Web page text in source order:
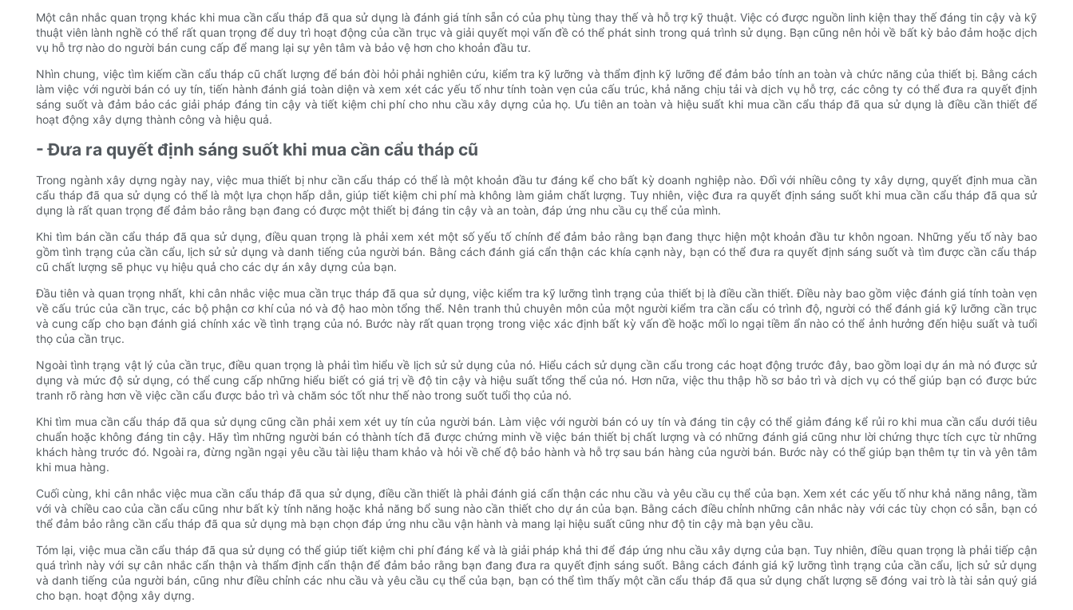
Một cân nhắc quan trọng khác khi mua cần cẩu tháp đã qua sử dụng là đánh giá tính sẵn có của phụ tùng thay thế và hỗ trợ kỹ thuật. Việc có được nguồn linh kiện thay thế đáng tin cậy và kỹ
thuật viên lành nghề có thể rất quan trọng để duy trì hoạt động của cần trục và giải quyết mọi vấn đề có thể phát sinh trong quá trình sử dụng. Bạn cũng nên hỏi về bất kỳ bảo đảm hoặc dịch
vụ hỗ trợ nào do người bán cung cấp để mang lại sự yên tâm và bảo vệ hơn cho khoản đầu tư.
Nhìn chung, việc tìm kiếm cần cẩu tháp cũ chất lượng để bán đòi hỏi phải nghiên cứu, kiểm tra kỹ lưỡng và thẩm định kỹ lưỡng để đảm bảo tính an toàn và chức năng của thiết bị. Bằng cách
làm việc với người bán có uy tín, tiến hành đánh giá toàn diện và xem xét các yếu tố như tính toàn vẹn của cấu trúc, khả năng chịu tải và dịch vụ hỗ trợ, các công ty có thể đưa ra quyết định
sáng suốt và đảm bảo các giải pháp đáng tin cậy và tiết kiệm chi phí cho nhu cầu xây dựng của họ. Ưu tiên an toàn và hiệu suất khi mua cần cẩu tháp đã qua sử dụng là điều cần thiết để
hoạt động xây dựng thành công và hiệu quả.
- Đưa ra quyết định sáng suốt khi mua cần cẩu tháp cũ
Trong ngành xây dựng ngày nay, việc mua thiết bị như cần cẩu tháp có thể là một khoản đầu tư đáng kể cho bất kỳ doanh nghiệp nào. Đối với nhiều công ty xây dựng, quyết định mua cần
cẩu tháp đã qua sử dụng có thể là một lựa chọn hấp dẫn, giúp tiết kiệm chi phí mà không làm giảm chất lượng. Tuy nhiên, việc đưa ra quyết định sáng suốt khi mua cần cẩu tháp đã qua sử
dụng là rất quan trọng để đảm bảo rằng bạn đang có được một thiết bị đáng tin cậy và an toàn, đáp ứng nhu cầu cụ thể của mình.
Khi tìm bán cần cẩu tháp đã qua sử dụng, điều quan trọng là phải xem xét một số yếu tố chính để đảm bảo rằng bạn đang thực hiện một khoản đầu tư khôn ngoan. Những yếu tố này bao
gồm tình trạng của cần cẩu, lịch sử sử dụng và danh tiếng của người bán. Bằng cách đánh giá cẩn thận các khía cạnh này, bạn có thể đưa ra quyết định sáng suốt và tìm được cần cẩu tháp
cũ chất lượng sẽ phục vụ hiệu quả cho các dự án xây dựng của bạn.
Đầu tiên và quan trọng nhất, khi cân nhắc việc mua cần trục tháp đã qua sử dụng, việc kiểm tra kỹ lưỡng tình trạng của thiết bị là điều cần thiết. Điều này bao gồm việc đánh giá tính toàn vẹn
về cấu trúc của cần trục, các bộ phận cơ khí của nó và độ hao mòn tổng thể. Nên tranh thủ chuyên môn của một người kiểm tra cần cẩu có trình độ, người có thể đánh giá kỹ lưỡng cần trục
và cung cấp cho bạn đánh giá chính xác về tình trạng của nó. Bước này rất quan trọng trong việc xác định bất kỳ vấn đề hoặc mối lo ngại tiềm ẩn nào có thể ảnh hưởng đến hiệu suất và tuổi
thọ của cần trục.
Ngoài tình trạng vật lý của cần trục, điều quan trọng là phải tìm hiểu về lịch sử sử dụng của nó. Hiểu cách sử dụng cần cẩu trong các hoạt động trước đây, bao gồm loại dự án mà nó được sử
dụng và mức độ sử dụng, có thể cung cấp những hiểu biết có giá trị về độ tin cậy và hiệu suất tổng thể của nó. Hơn nữa, việc thu thập hồ sơ bảo trì và dịch vụ có thể giúp bạn có được bức
tranh rõ ràng hơn về việc cần cẩu được bảo trì và chăm sóc tốt như thế nào trong suốt tuổi thọ của nó.
Khi tìm mua cần cẩu tháp đã qua sử dụng cũng cần phải xem xét uy tín của người bán. Làm việc với người bán có uy tín và đáng tin cậy có thể giảm đáng kể rủi ro khi mua cần cẩu dưới tiêu
chuẩn hoặc không đáng tin cậy. Hãy tìm những người bán có thành tích đã được chứng minh về việc bán thiết bị chất lượng và có những đánh giá cũng như lời chứng thực tích cực từ những
khách hàng trước đó. Ngoài ra, đừng ngần ngại yêu cầu tài liệu tham khảo và hỏi về chế độ bảo hành và hỗ trợ sau bán hàng của người bán. Bước này có thể giúp bạn thêm tự tin và yên tâm
khi mua hàng.
Cuối cùng, khi cân nhắc việc mua cần cẩu tháp đã qua sử dụng, điều cần thiết là phải đánh giá cẩn thận các nhu cầu và yêu cầu cụ thể của bạn. Xem xét các yếu tố như khả năng nâng, tầm
với và chiều cao của cần cẩu cũng như bất kỳ tính năng hoặc khả năng bổ sung nào cần thiết cho dự án của bạn. Bằng cách điều chỉnh những cân nhắc này với các tùy chọn có sẵn, bạn có
thể đảm bảo rằng cần cẩu tháp đã qua sử dụng mà bạn chọn đáp ứng nhu cầu vận hành và mang lại hiệu suất cũng như độ tin cậy mà bạn yêu cầu.
Tóm lại, việc mua cần cẩu tháp đã qua sử dụng có thể giúp tiết kiệm chi phí đáng kể và là giải pháp khả thi để đáp ứng nhu cầu xây dựng của bạn. Tuy nhiên, điều quan trọng là phải tiếp cận
quá trình này với sự cân nhắc cẩn thận và thẩm định cẩn thận để đảm bảo rằng bạn đang đưa ra quyết định sáng suốt. Bằng cách đánh giá kỹ lưỡng tình trạng của cần cẩu, lịch sử sử dụng
và danh tiếng của người bán, cũng như điều chỉnh các nhu cầu và yêu cầu cụ thể của bạn, bạn có thể tìm thấy một cần cẩu tháp đã qua sử dụng chất lượng sẽ đóng vai trò là tài sản quý giá
cho bạn. hoạt động xây dựng.